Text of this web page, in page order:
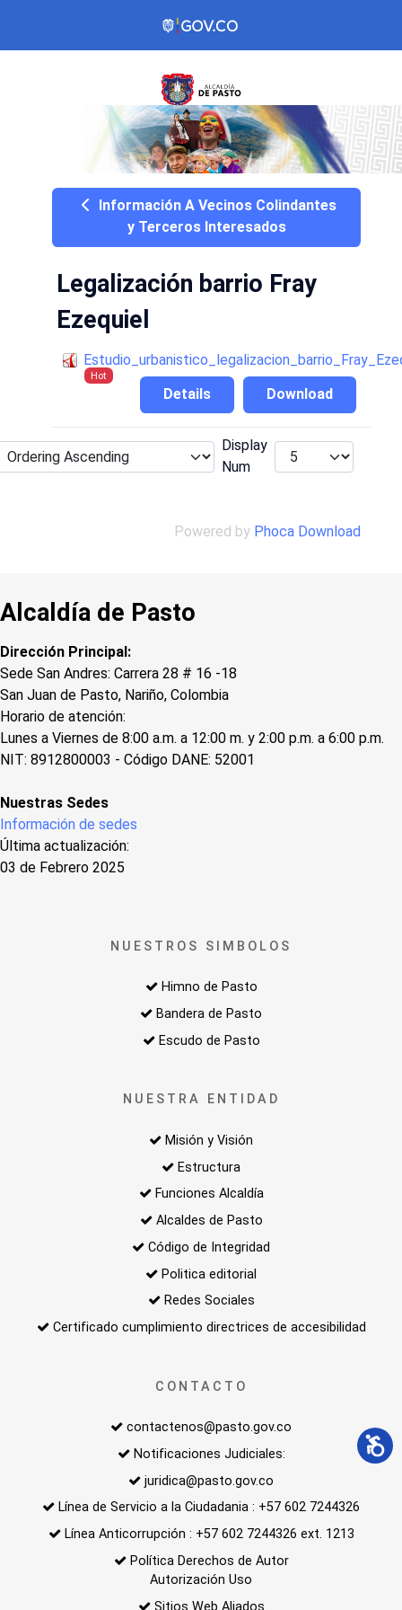
Información A Vecinos Colindantes
y Terceros Interesados
Legalización barrio Fray
Ezequiel
Hot
Download
Details
Display
Num
Powered by Phoca Download
Alcaldía de Pasto
Dirección Principal:
Sede San Andres: Carrera 28 # 16 -18
San Juan de Pasto, Nariño, Colombia
Horario de atención:
Lunes a Viernes de 8:00 a.m. a 12:00 m. y 2:00 p.m. a 6:00 p.m.
NIT: 8912800003 - Código DANE: 52001
Nuestras Sedes
Información de sedes
Última actualización:
03 de Febrero 2025
NUESTROS SIMBOLOS
Himno de Pasto
Bandera de Pasto
Escudo de Pasto
NUESTRA ENTIDAD
Misión y Visión
Estructura
Funciones Alcaldía
Alcaldes de Pasto
Código de Integridad
Politica editorial
Redes Sociales
Certificado cumplimiento directrices de accesibilidad
CONTACTO
contactenos@pasto.gov.co
Notificaciones Judiciales:
juridica@pasto.gov.co
Línea de Servicio a la Ciudadania : +57 602 7244326
Línea Anticorrupción : +57 602 7244326 ext. 1213
Política Derechos de Autor
Autorización Uso
Sitios Web Aliados